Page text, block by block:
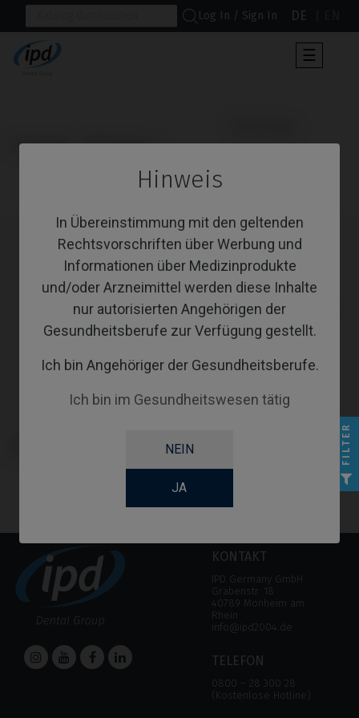
Hinweis
In Übereinstimmung mit den geltenden
Rechtsvorschriften über Werbung und
Informationen über Medizinprodukte
und/oder Arzneimittel werden diese Inhalte
nur autorisierten Angehörigen der
Gesundheitsberufe zur Verfügung gestellt.
Ich bin Angehöriger der Gesundheitsberufe.
Ich bin im Gesundheitswesen tätig
NEIN
JA
Log In / Sign In DE
der
☰
Startseite Werkzeuge
Werkzeuge
Andere Werkzeuge kompatibel mit
Schraubendreher kompatibel mit
IPD Tools & Extras Tools
KONTAKT
IPD Germany GmbH
Grabenstr. 18
40789 Monheim am
Rhein
info@ipd2004.de
TELEFON
0800 – 28 300 28
(Kostenlose Hotline)
FILTER